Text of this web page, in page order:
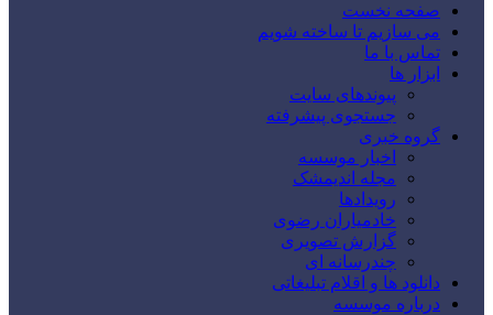
صفحه نخست
می سازیم تا ساخته شویم
تماس با ما
ابزار ها
پیوندهای سایت
جستجوی پیشرفته
گروه خبری
اخبار موسسه
مجله اندیمشک
رویدادها
خادمیاران رضوی
گزارش تصویری
چندرسانه ای
دانلود ها و اقلام تبلیغاتی
درباره موسسه